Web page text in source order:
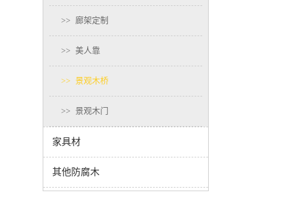
>> 廊架定制
>> 美人靠
>> 景观木桥
>> 景观木门
家具材
其他防腐木